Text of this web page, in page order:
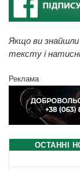
Якщо ви знайшли
тексту і
Реклама
ОСТАННІ